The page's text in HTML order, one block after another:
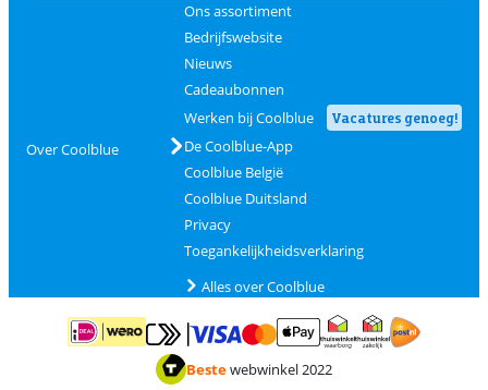
Over Coolblue
Ons assortiment
Bedrijfswebsite
Nieuws
Cadeaubonnen
Werken bij Coolblue
Vacatures genoeg!
De Coolblue-App
Coolblue België
Coolblue Duitsland
Privacy
Toegankelijkheidsverklaring
Alles over Coolblue
Betalen met iDEAL | WeroBetalen met MasterCard en Visa via ClickToPay
Betalen met ApplePay
Thuiswinkel waarborg
Bestewebwinkel 2022